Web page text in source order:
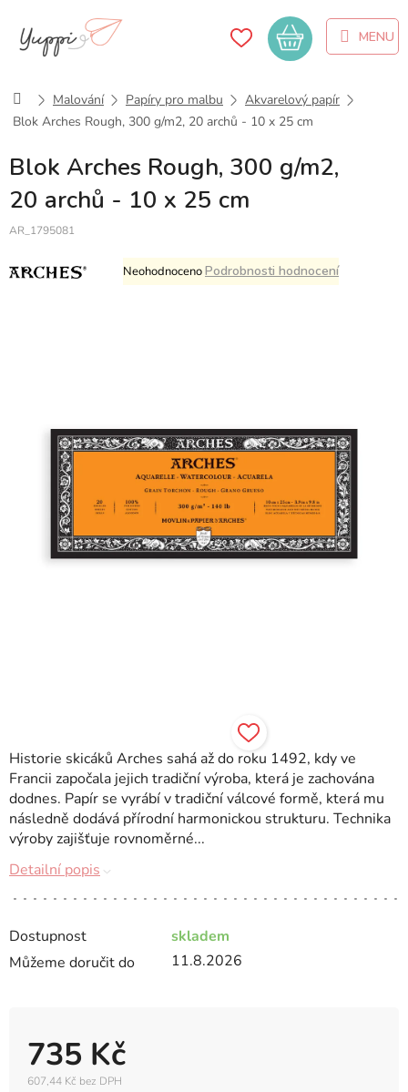
obsah
Nákupní
košík
DomůMalování Papíry pro malbu
Akvarelový papír
Blok Arches Rough, 300 g/m2, 20 archů - 10 x 25 cm
Blok Arches Rough, 300 g/m2,
20 archů - 10 x 25 cm
AR_1795081
Průměrné
hodnocení
NeohodnocenoPodrobnosti hodnocení
Dostupnost
skladem
Můžeme doručit do
11.8.2026
735 Kč
607,44 Kč bez DPH
Historie skicáků Arches sahá až do roku 1492, kdy ve
Francii započala jejich tradiční výroba, která je zachována
dodnes. Papír se vyrábí v tradiční válcové formě, která mu
následně dodává přírodní harmonickou strukturu. Technika
výroby zajišťuje rovnoměrné...
Detailní popis